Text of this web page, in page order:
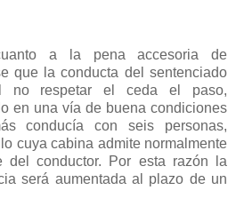
a la pena accesoria de
que la conducta del sentenciado
no respetar el ceda el paso,
en una vía de buena condiciones
conducía con seis personas,
cuya cabina admite normalmente
del conductor. Por esta razón la
será aumentada al plazo de un